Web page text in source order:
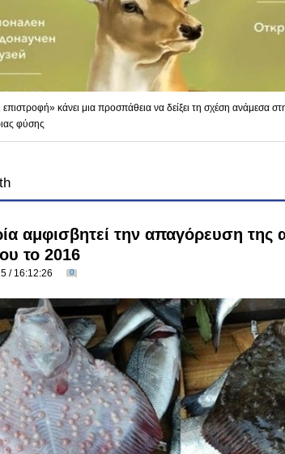
κάνει μια προσπάθεια να δείξει τη σχέση ανάμεσα
φύσης
αμφισβητεί την απαγόρευση της
το 2016
/ 16:12:26 0